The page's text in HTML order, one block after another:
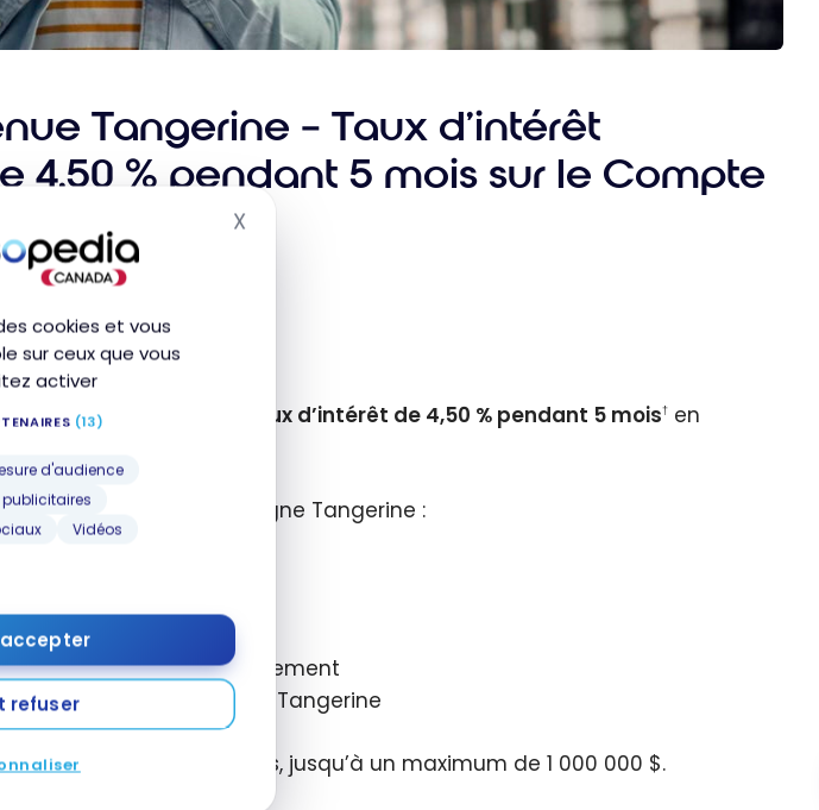
cookies et vous
sur ceux que vous
activer
(13)
d'audience
publicitaires
Vidéos
refuser
XMasquer le bandeau des cookies
Tangerine – Taux d’intérêt
4,50 % pendant 5 mois sur le Compte
Tangerine
vous pouvez obtenir un taux d’intérêt de 4,50 % pendant 5 mois† en
Tangerine!
du compte d’épargne Tangerine :
autres frais
et versé mensuellement
via l’appli mobile Tangerine
sur les nouveaux dépôts, jusqu’à un maximum de 1 000 000 $.